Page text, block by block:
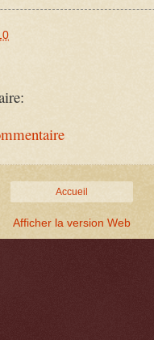
Accueil
Afficher la version Web